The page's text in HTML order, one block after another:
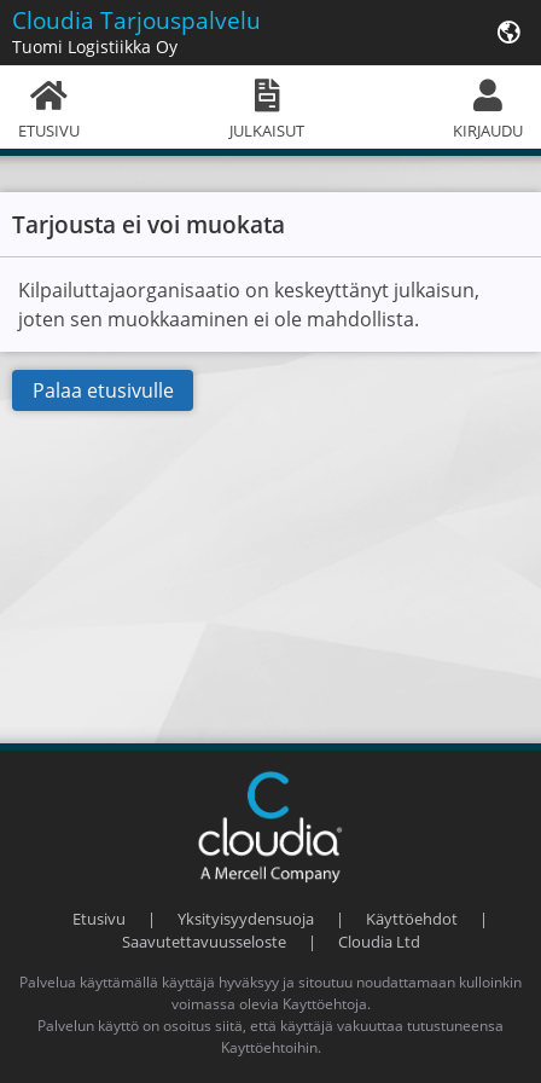
Cloudia Tarjouspalvelu
Tuomi Logistiikka Oy
ETUSIVU JULKAISUT KIRJAUDU
Tarjousta ei voi muokata
Kilpailuttajaorganisaatio on keskeyttänyt julkaisun,
joten sen muokkaaminen ei ole mahdollista.
Palaa etusivulle
Etusivu | Yksityisyydensuoja | Käyttöehdot
|
Saavutettavuusseloste
| Cloudia Ltd
Palvelua käyttämällä käyttäjä hyväksyy ja sitoutuu noudattamaan kulloinkin
voimassa olevia Kayttöehtoja.
Palvelun käyttö on osoitus siitä, että käyttäjä vakuuttaa tutustuneensa
Kayttöehtoihin.